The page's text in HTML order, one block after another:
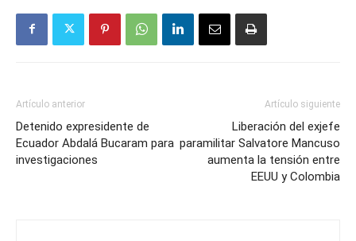
Artículo anterior
Detenido expresidente de
Ecuador Abdalá Bucaram para
investigaciones
Artículo siguiente
Liberación del exjefe
paramilitar Salvatore Mancuso
aumenta la tensión entre
EEUU y Colombia